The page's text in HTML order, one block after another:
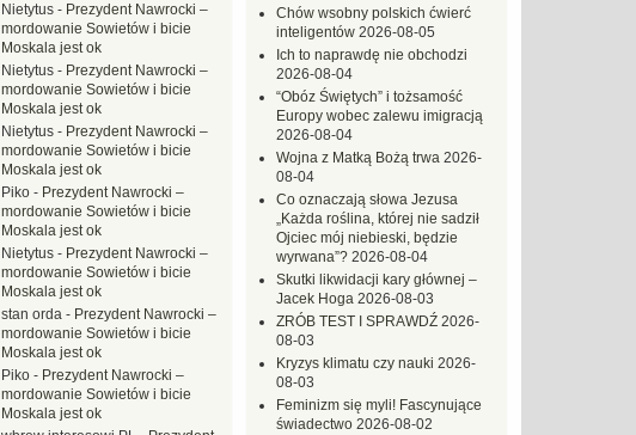
Chów wsobny polskich ćwierć
inteligentów 2026-08-05
Ich to naprawdę nie obchodzi
2026-08-04
“Obóz Świętych” i tożsamość
Europy wobec zalewu imigracją
2026-08-04
Wojna z Matką Bożą trwa 2026-
08-04
Co oznaczają słowa Jezusa
„Każda roślina, której nie sadził
Ojciec mój niebieski, będzie
wyrwana”? 2026-08-04
Skutki likwidacji kary głównej –
Jacek Hoga 2026-08-03
ZRÓB TEST I SPRAWDŹ 2026-
08-03
Kryzys klimatu czy nauki 2026-
08-03
Feminizm się myli! Fascynujące
świadectwo 2026-08-02
Nietytus - Prezydent Nawrocki –
mordowanie Sowietów i bicie
Moskala jest ok
Nietytus - Prezydent Nawrocki –
mordowanie Sowietów i bicie
Moskala jest ok
Nietytus - Prezydent Nawrocki –
mordowanie Sowietów i bicie
Moskala jest ok
Piko - Prezydent Nawrocki –
mordowanie Sowietów i bicie
Moskala jest ok
Nietytus - Prezydent Nawrocki –
mordowanie Sowietów i bicie
Moskala jest ok
stan orda - Prezydent Nawrocki –
mordowanie Sowietów i bicie
Moskala jest ok
Piko - Prezydent Nawrocki –
mordowanie Sowietów i bicie
Moskala jest ok